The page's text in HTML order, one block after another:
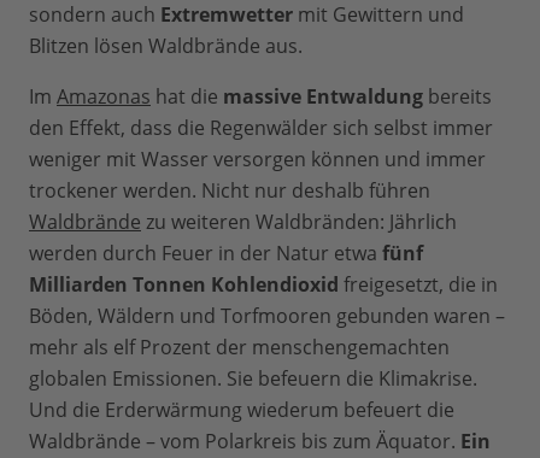
sondern auch Extremwetter mit Gewittern und
Blitzen lösen Waldbrände aus.
Im Amazonas hat die massive Entwaldung bereits
den Effekt, dass die Regenwälder sich selbst immer
weniger mit Wasser versorgen können und immer
trockener werden. Nicht nur deshalb führen
Waldbrände zu weiteren Waldbränden: Jährlich
werden durch Feuer in der Natur etwa fünf
Milliarden Tonnen Kohlendioxid freigesetzt, die in
Böden, Wäldern und Torfmooren gebunden waren –
mehr als elf Prozent der menschengemachten
globalen Emissionen. Sie befeuern die Klimakrise.
Und die Erderwärmung wiederum befeuert die
Waldbrände – vom Polarkreis bis zum Äquator. Ein